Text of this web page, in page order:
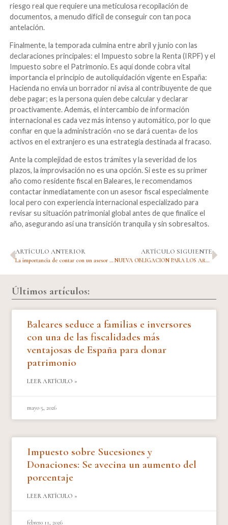
riesgo real que requiere una meticulosa recopilación de
documentos, a menudo difícil de conseguir con tan poca
antelación.
Finalmente, la temporada culmina entre abril y junio con las
declaraciones principales: el Impuesto sobre la Renta (IRPF) y el
Impuesto sobre el Patrimonio. Es aquí donde cobra vital
importancia el principio de autoliquidación vigente en España:
Hacienda no envía un borrador ni avisa al contribuyente de que
debe pagar; es la persona quien debe calcular y declarar
proactivamente. Además, el intercambio de información
internacional es cada vez más intenso y automático, por lo que
confiar en que la administración «no se dará cuenta» de los
activos en el extranjero es una estrategia destinada al fracaso.
Ante la complejidad de estos trámites y la severidad de los
plazos, la improvisación no es una opción. Si este es su primer
año como residente fiscal en Baleares, le recomendamos
contactar inmediatamente con un asesor fiscal especialmente
local pero con experiencia internacional especializado para
revisar su situación patrimonial global antes de que finalice el
año, asegurando así una transición tranquila y sin sobresaltos.
ARTÍCULO ANTERIOR
La importancia de contar con un asesor fiscal local con experiencia internacional
ARTÍCULO SIGUIENTE
NUEVA OBLIGACION PARA LOS ARRENDAMIENTOS DE TEMPORADA – ETV y LOS DE CORTA DURACIÓN DESDE 1 DE FEBERO 2026 HASTA 2 MARZO 2026
Últimos artículos:
Baleares seduce a familias e inversores
con una de las fiscalidades más
ventajosas de España para donar
patrimonio
LEER ARTÍCULO »
mayo 5, 2026
Impuesto sobre Sucesiones y
Donaciones: Se avecina un aumento del
porcentaje
LEER ARTÍCULO »
febrero 11, 2026